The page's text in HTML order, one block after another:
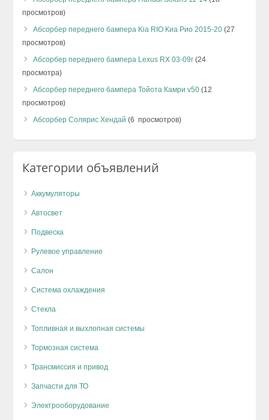
просмотров)
Абсорбер переднего бампера Kia RIO Киа Рио 2015-20 (27
просмотров)
Абсорбер переднего бампера Lexus RX 03-09г (24
просмотра)
Абсорбер переднего бампера Тойота Камри v50 (12
просмотров)
Абсорбер Солярис Хендай (6 просмотров)
Категории объявлений
Аккумуляторы
Автосвет
Подвеска
Рулевое управление
Салон
Система охлаждения
Стекла
Топливная и выхлопная системы
Тормозная система
Трансмиссия и привод
Запчасти для ТО
Электрооборудование